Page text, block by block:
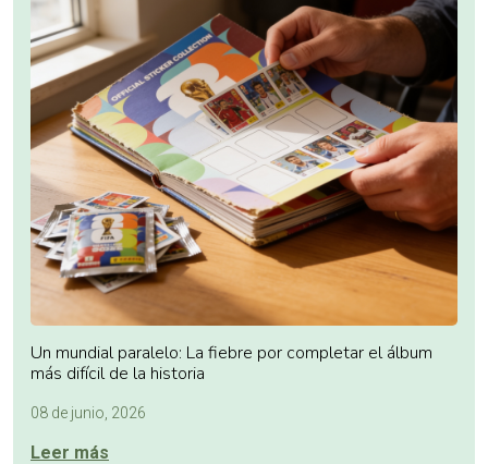
Un mundial paralelo: La fiebre por completar el álbum
más difícil de la historia
08 de junio, 2026
Leer más